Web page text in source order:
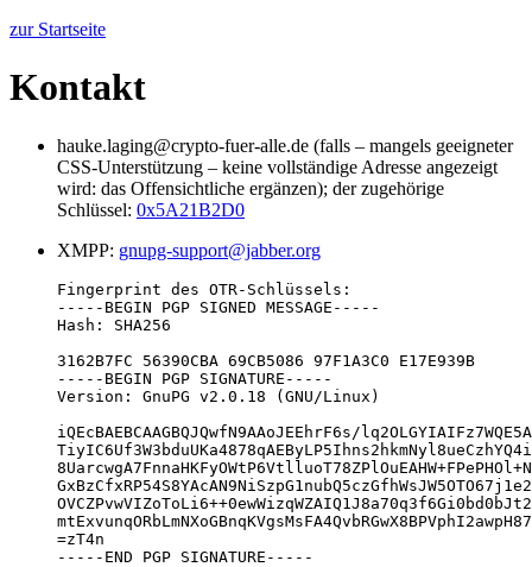
zur Startseite
Kontakt
hauke.laging
(falls – mangels geeigneter
CSS-Unterstützung – keine vollständige Adresse angezeigt
wird: das Offensichtliche ergänzen); der zugehörige
Schlüssel: 0x5A21B2D0
XMPP: gnupg-support@jabber.org
Fingerprint des OTR-Schlüssels:
-----BEGIN PGP SIGNED MESSAGE-----
Hash: SHA256
3162B7FC 56390CBA 69CB5086 97F1A3C0 E17E939B
-----BEGIN PGP SIGNATURE-----
Version: GnuPG v2.0.18 (GNU/Linux)
iQEcBAEBCAAGBQJQwfN9AAoJEEhrF6s/
=zT4n
-----END PGP SIGNATURE-----